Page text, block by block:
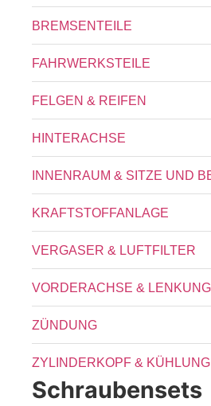
BREMSENTEILE
FAHRWERKSTEILE
FELGEN & REIFEN
HINTERACHSE
INNENRAUM & SITZE UND
KRAFTSTOFFANLAGE
VERGASER & LUFTFILTER
VORDERACHSE & LENKUNG
ZÜNDUNG
ZYLINDERKOPF & KÜHLUNG
Schraubensets